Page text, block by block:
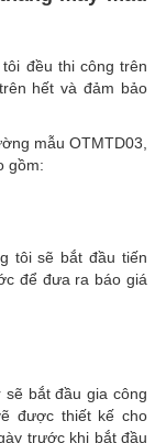
đều thi công trên
hết và đảm bảo
mẫu OTMTD03,
gồm:
tôi sẽ bắt đầu tiến
để đưa ra báo giá
bắt đầu gia công
được thiết kế cho
trước khi bắt đầu